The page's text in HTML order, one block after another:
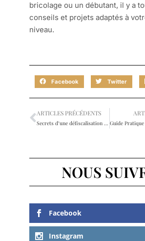
bricolage ou un débutant, il y a
conseils et projets adaptés à
niveau.
Facebook Twitter
ARTICLES PRÉCÉDENTS
Secrets d’une défiscalisation immobilière : maximisez vos gains dès aujourd’hui
NOUS
Facebook
Instagram